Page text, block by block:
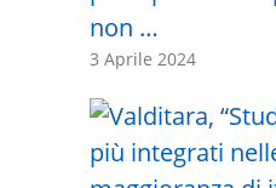
non …
3 Aprile 2024